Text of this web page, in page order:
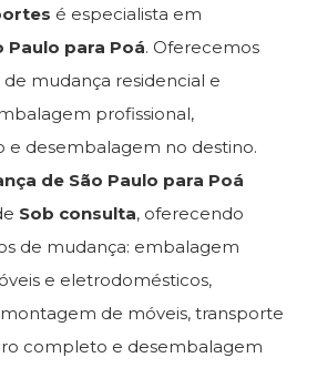
é especialista em
Paulo para Poá. Oferecemos
mudança residencial e
profissional,
e desembalagem no destino.
de São Paulo para Poá
Sob consulta, oferecendo
de mudança: embalagem
e eletrodomésticos,
de móveis, transporte
completo e desembalagem